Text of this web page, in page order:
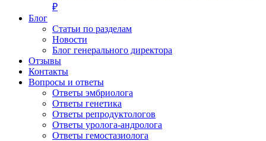
₽
Блог
Статьи по разделам
Новости
Блог генерального директора
Отзывы
Контакты
Вопросы и ответы
Ответы эмбриолога
Ответы генетика
Ответы репродуктологов
Ответы уролога-андролога
Ответы гемостазиолога